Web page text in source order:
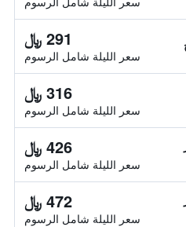
291 ﷼
سعر الليلة شامل الرسوم
316 ﷼
سعر الليلة شامل الرسوم
426 ﷼
سعر الليلة شامل الرسوم
472 ﷼
سعر الليلة شامل الرسوم